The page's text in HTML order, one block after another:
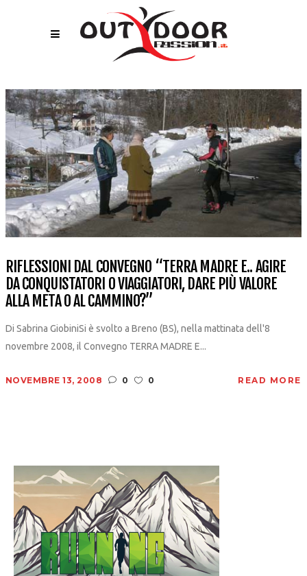
RIFLESSIONI DAL CONVEGNO “TERRA MADRE E.. AGIRE
DA CONQUISTATORI O VIAGGIATORI, DARE PIÙ VALORE
ALLA META O AL CAMMINO?”
Di Sabrina GiobiniSi è svolto a Breno (BS), nella mattinata dell'8
novembre 2008, il Convegno TERRA MADRE E...
NOVEMBRE 13, 2008 0 0 READ MORE